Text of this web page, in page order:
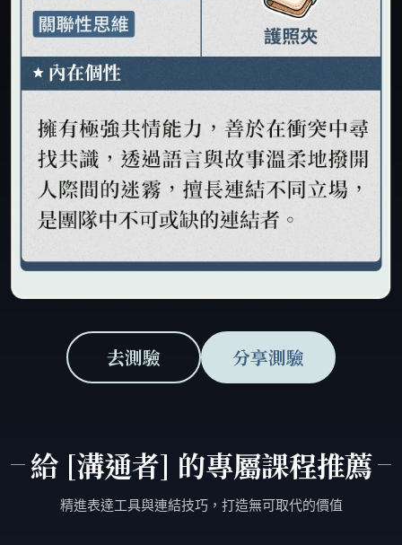
去測驗 分享測驗
給 [溝通者] 的專屬課程推薦
精進表達工具與連結技巧，打造無可取代的價值